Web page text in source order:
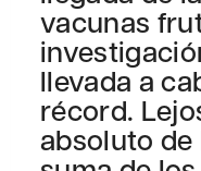
vacunas
llevada a
récord.
absoluto de